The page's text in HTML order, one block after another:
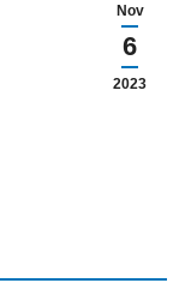
Nov
6
2023